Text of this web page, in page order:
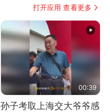
打开应用 查看更多
00:39
孙子考取上海交大爷爷感